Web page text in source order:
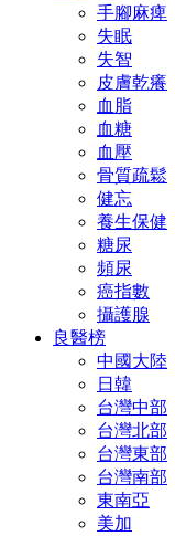
手腳麻痺
失眠
失智
皮膚乾癢
血脂
血糖
血壓
骨質疏鬆
健忘
養生保健
糖尿
頻尿
癌指數
攝護腺
良醫榜
中國大陸
日韓
台灣中部
台灣北部
台灣東部
台灣南部
東南亞
美加